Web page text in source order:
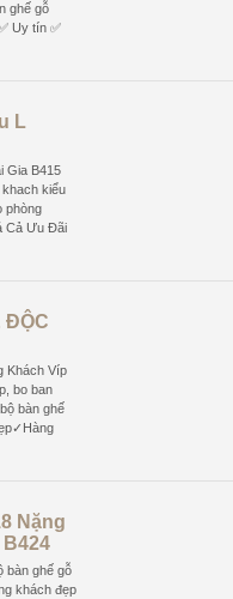
ghế gỗ
Uy tín ✅
L
Gia B415
khach kiểu
phòng
Cả Ưu Đãi
ĐỘC
Khách Víp
bo ban
bàn ghế
Nặng
bàn ghế gỗ
khách đẹp